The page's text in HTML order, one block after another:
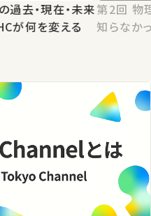
が何を変える
第2回 物理屋の世界観、我々は何も
知らなか